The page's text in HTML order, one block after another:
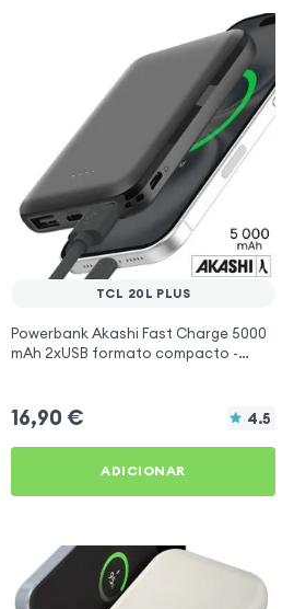
TCL 20L PLUS
Powerbank Akashi Fast Charge 5000
mAh 2xUSB formato compacto -
16,90 € 4.5
ADICIONAR